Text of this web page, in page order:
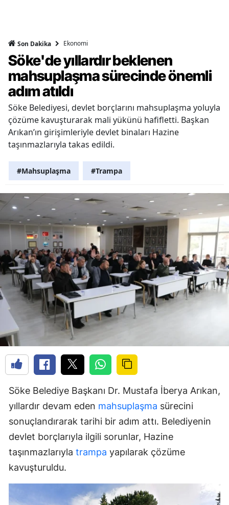
Son Dakika Ekonomi
Söke'de yıllardır beklenen
mahsuplaşma sürecinde önemli
adım atıldı
Söke Belediyesi, devlet borçlarını mahsuplaşma yoluyla
çözüme kavuşturarak mali yükünü hafifletti. Başkan
Arıkan’ın girişimleriyle devlet binaları Hazine
taşınmazlarıyla takas edildi.
#Mahsuplaşma #Trampa
Söke Belediye Başkanı Dr. Mustafa İberya Arıkan,
yıllardır devam eden mahsuplaşma sürecini
sonuçlandırarak tarihi bir adım attı. Belediyenin
devlet borçlarıyla ilgili sorunlar, Hazine
taşınmazlarıyla trampa yapılarak çözüme
kavuşturuldu.